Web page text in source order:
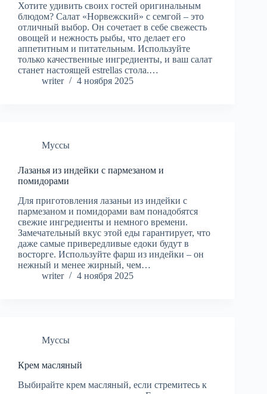
Хотите удивить своих гостей оригинальным
блюдом? Салат «Норвежский» с семгой – это
отличный выбор. Он сочетает в себе свежесть
овощей и нежность рыбы, что делает его
аппетитным и питательным. Используйте
только качественные ингредиенты, и ваш салат
станет настоящей estrellas стола.…
writer
4 ноября 2025
Муссы
Лазанья из индейки с пармезаном и
помидорами
Для приготовления лазаньи из индейки с
пармезаном и помидорами вам понадобятся
свежие ингредиенты и немного времени.
Замечательный вкус этой еды гарантирует, что
даже самые привередливые едоки будут в
восторге. Используйте фарш из индейки – он
нежный и менее жирный, чем…
writer
4 ноября 2025
Муссы
Крем масляный
Выбирайте крем масляный, если стремитесь к